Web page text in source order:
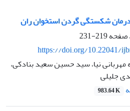
درمان شکستگی گردن استخوان ران
219-231
https://doi.org/10.22041/
مهربانی نیا، سید حسین سعید بنادکی،
جلیلی
983.64 K